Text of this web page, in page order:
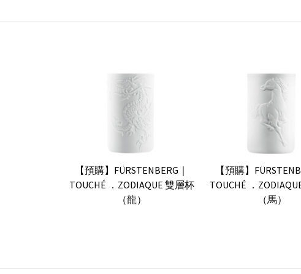
【預購】FÜRSTENBERG｜
TOUCHÉ ．ZODIAQUE 雙層杯
（龍）
【預購】
TOUCHÉ ．
（馬）